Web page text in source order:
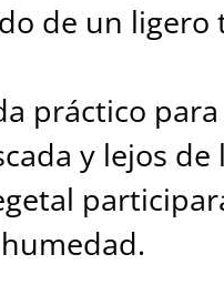
de un ligero
práctico
y lejos